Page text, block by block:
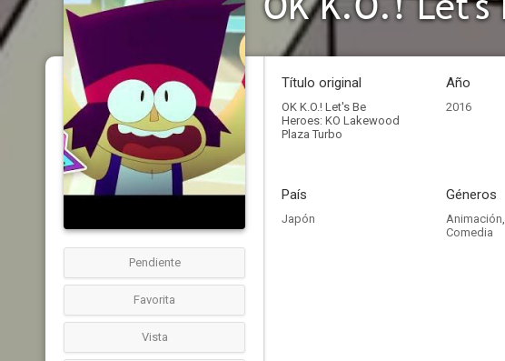
Pendiente
Favorita
Vista
Título original
OK K.O.! Let's Be
Heroes: KO Lakewood
Plaza Turbo
Año
2016
País
Japón
Géneros
Animación,
Comedia